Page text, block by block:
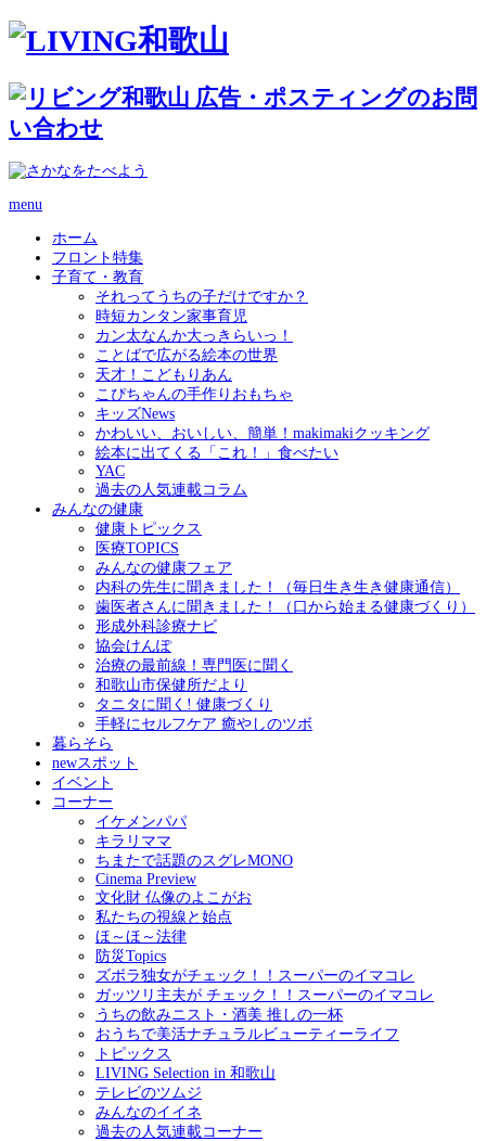
menu
ホーム
フロント特集
子育て・教育
それってうちの子だけですか？
時短カンタン家事育児
カン太なんか大っきらいっ！
ことばで広がる絵本の世界
天才！こどもりあん
こぴちゃんの手作りおもちゃ
キッズNews
かわいい、おいしい、簡単！makimakiクッキング
絵本に出てくる「これ！」食べたい
YAC
過去の人気連載コラム
みんなの健康
健康トピックス
医療TOPICS
みんなの健康フェア
内科の先生に聞きました！（毎日生き生き健康通信）
歯医者さんに聞きました！（口から始まる健康づくり）
形成外科診療ナビ
協会けんぽ
治療の最前線！専門医に聞く
和歌山市保健所だより
タニタに聞く! 健康づくり
手軽にセルフケア 癒やしのツボ
暮らそら
newスポット
イベント
コーナー
イケメンパパ
キラリママ
ちまたで話題のスグレMONO
Cinema Preview
文化財 仏像のよこがお
私たちの視線と始点
ほ～ほ～法律
防災Topics
ズボラ独女がチェック！！スーパーのイマコレ
ガッツリ主夫が チェック！！スーパーのイマコレ
うちの飲みニスト・酒美 推しの一杯
おうちで美活ナチュラルビューティーライフ
トピックス
LIVING Selection in 和歌山
テレビのツムジ
みんなのイイネ
過去の人気連載コーナー